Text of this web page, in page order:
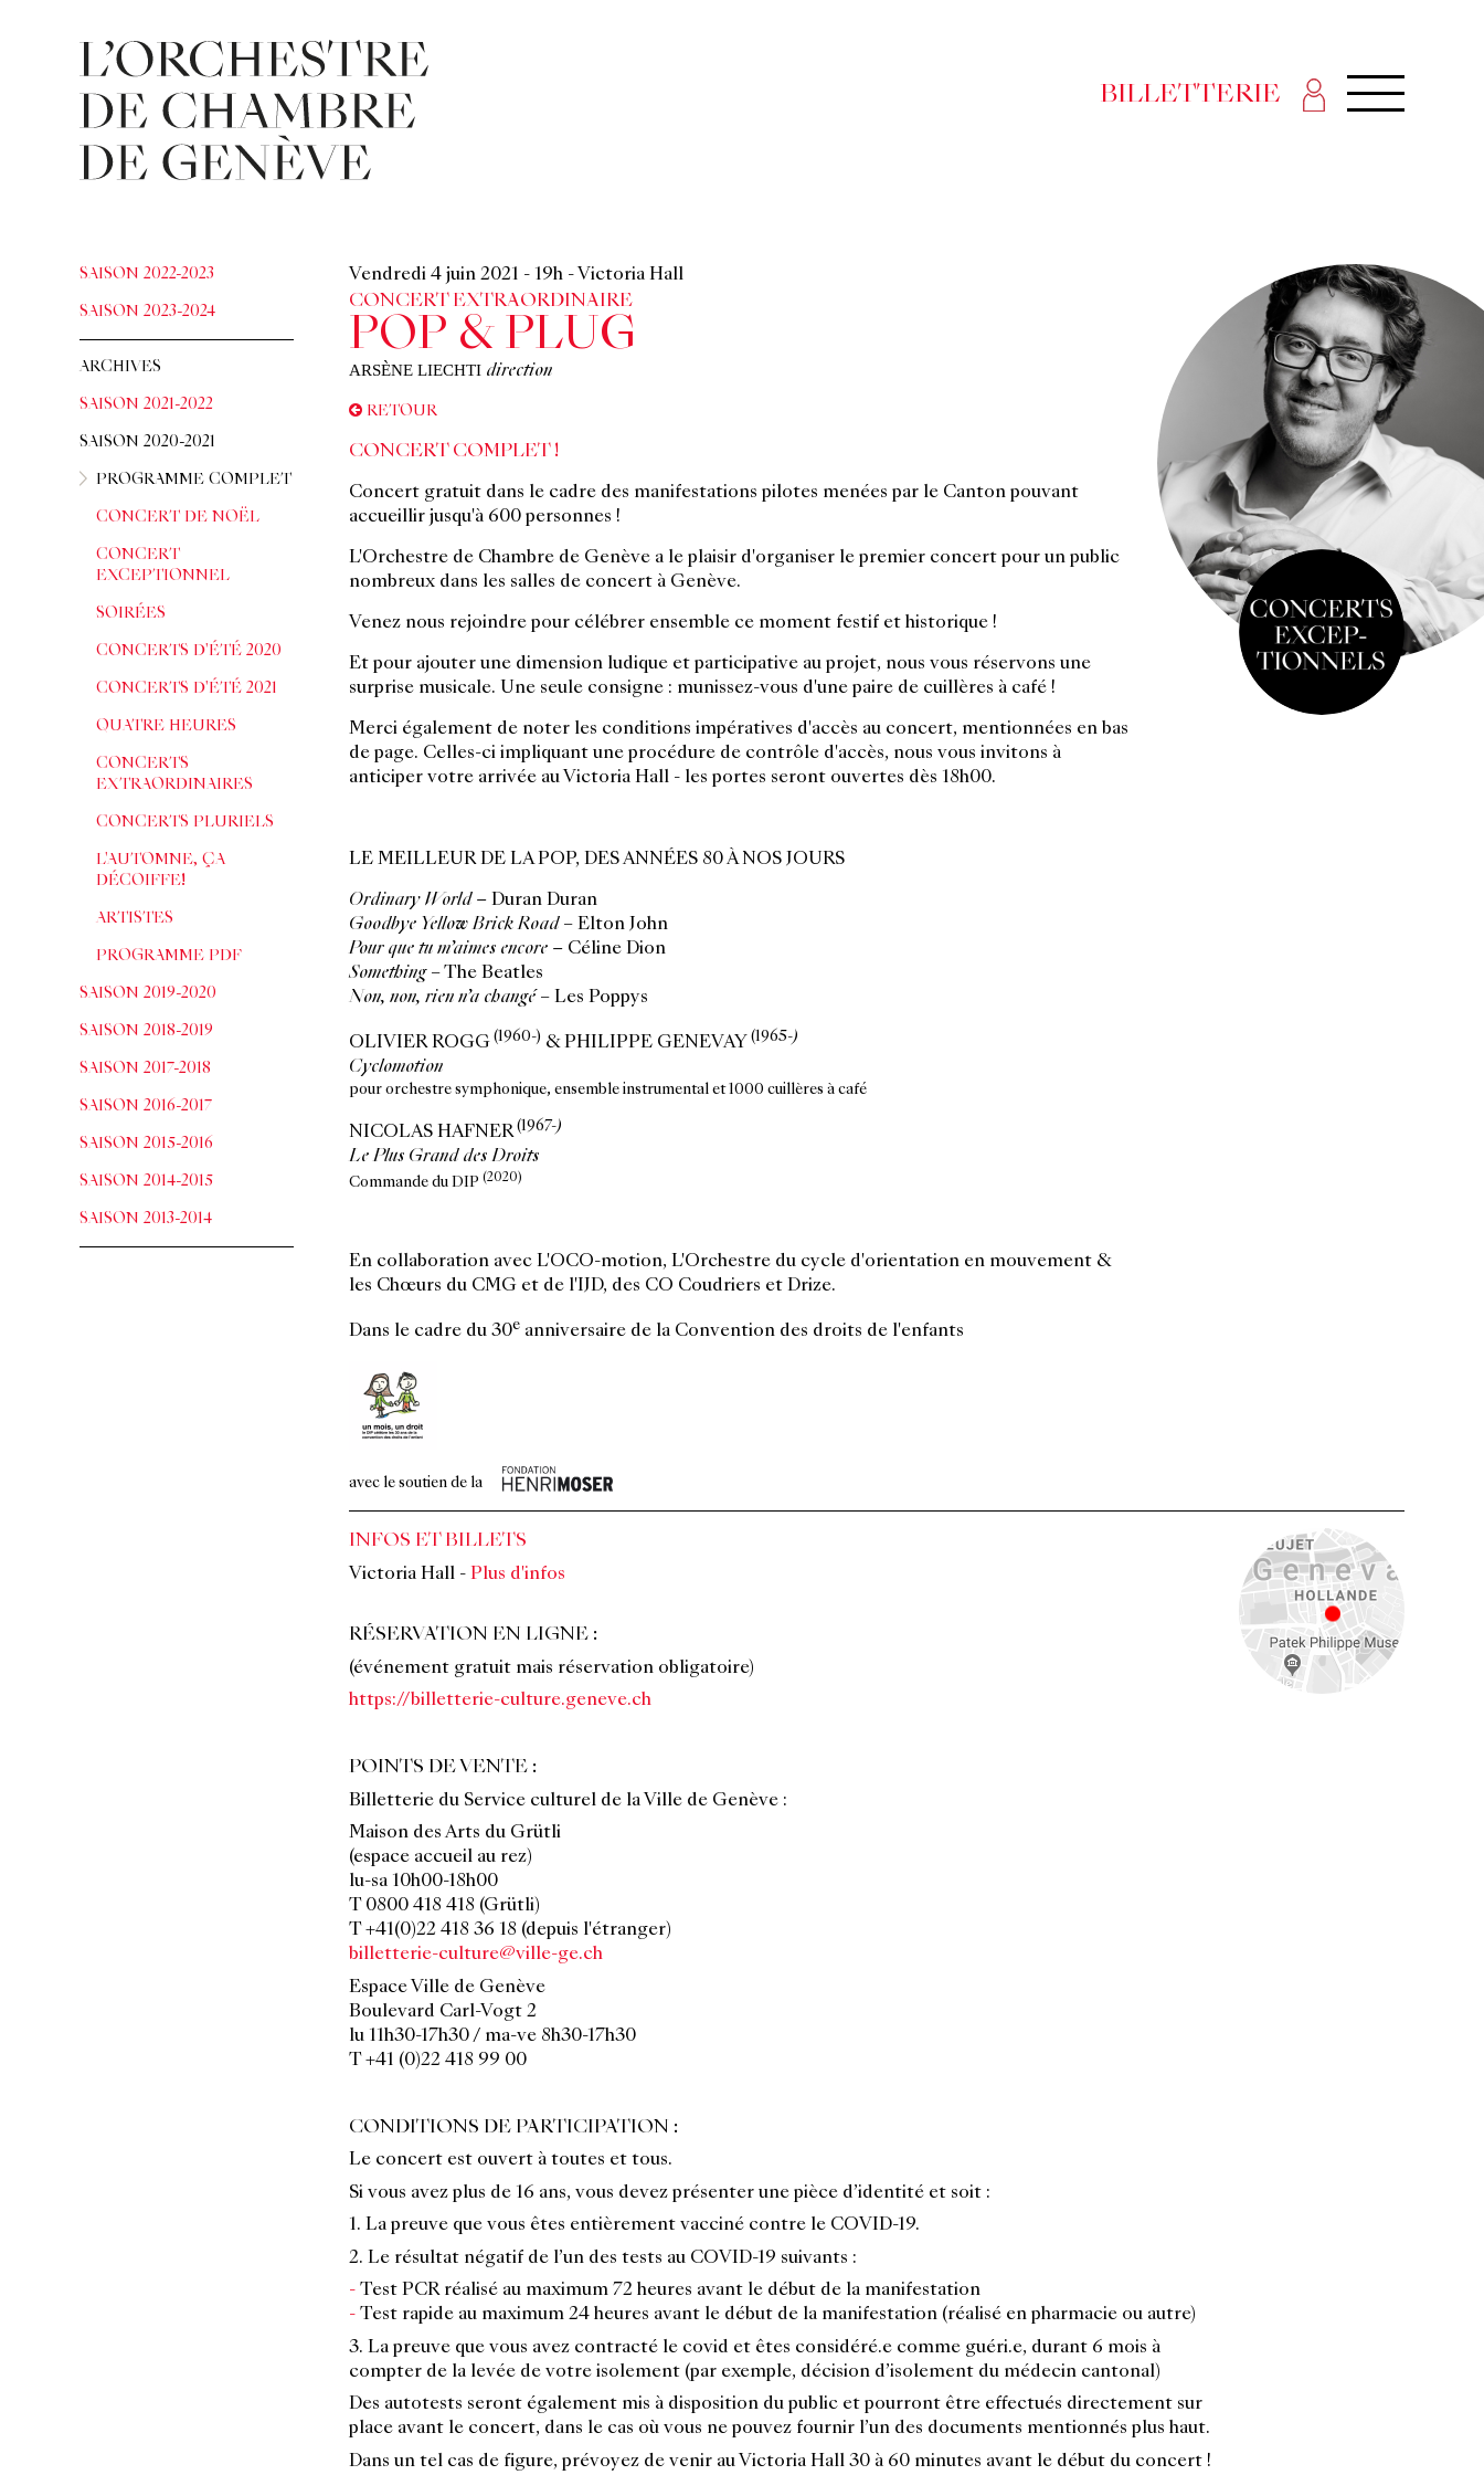
BILLETTERIE
SAISON 2022-2023
SAISON 2023-2024
ARCHIVES
SAISON 2021-2022
SAISON 2020-2021
PROGRAMME COMPLET
CONCERT DE NOËL
CONCERT
EXCEPTIONNEL
SOIRÉES
CONCERTS D'ÉTÉ 2020
CONCERTS D'ÉTÉ 2021
QUATRE HEURES
CONCERTS
EXTRAORDINAIRES
CONCERTS PLURIELS
L'AUTOMNE, ÇA
DÉCOIFFE!
ARTISTES
PROGRAMME PDF
SAISON 2019-2020
SAISON 2018-2019
SAISON 2017-2018
SAISON 2016-2017
SAISON 2015-2016
SAISON 2014-2015
SAISON 2013-2014
Vendredi 4 juin 2021 - 19h - Victoria Hall
CONCERT EXTRAORDINAIRE
POP & PLUG
ARSÈNE LIECHTI direction
RETOUR
CONCERT COMPLET !
Concert gratuit dans le cadre des manifestations pilotes menées par le Canton pouvant
accueillir jusqu'à 600 personnes !
L'Orchestre de Chambre de Genève a le plaisir d'organiser le premier concert pour un public
nombreux dans les salles de concert à Genève.
Venez nous rejoindre pour célébrer ensemble ce moment festif et historique !
Et pour ajouter une dimension ludique et participative au projet, nous vous réservons une
surprise musicale. Une seule consigne : munissez-vous d'une paire de cuillères à café !
Merci également de noter les conditions impératives d'accès au concert, mentionnées en bas
de page. Celles-ci impliquant une procédure de contrôle d'accès, nous vous invitons à
anticiper votre arrivée au Victoria Hall - les portes seront ouvertes dès 18h00.
LE MEILLEUR DE LA POP, DES ANNÉES 80 À NOS JOURS
Ordinary World – Duran Duran
Goodbye Yellow Brick Road – Elton John
Pour que tu m’aimes encore – Céline Dion
Something – The Beatles
Non, non, rien n’a changé – Les Poppys
OLIVIER ROGG (1960-) & PHILIPPE GENEVAY (1965-)
Cyclomotion
pour orchestre symphonique, ensemble instrumental et 1000 cuillères à café
NICOLAS HAFNER (1967-)
Le Plus Grand des Droits
Commande du DIP (2020)
En collaboration avec L'OCO-motion, L'Orchestre du cycle d'orientation en mouvement &
les Chœurs du CMG et de l'IJD, des CO Coudriers et Drize.
Dans le cadre du 30e anniversaire de la Convention des droits de l'enfants
avec le soutien de la
INFOS ET BILLETS
Victoria Hall - Plus d'infos
RÉSERVATION EN LIGNE :
(événement gratuit mais réservation obligatoire)
https://billetterie-culture.geneve.ch
POINTS DE VENTE :
Billetterie du Service culturel de la Ville de Genève :
Maison des Arts du Grütli
(espace accueil au rez)
lu-sa 10h00-18h00
T 0800 418 418 (Grütli)
T +41(0)22 418 36 18 (depuis l'étranger)
billetterie-culture@ville-ge.ch
Espace Ville de Genève
Boulevard Carl-Vogt 2
lu 11h30-17h30 / ma-ve 8h30-17h30
T +41 (0)22 418 99 00
CONDITIONS DE PARTICIPATION :
Le concert est ouvert à toutes et tous.
Si vous avez plus de 16 ans, vous devez présenter une pièce d’identité et soit :
1. La preuve que vous êtes entièrement vacciné contre le COVID-19.
2. Le résultat négatif de l’un des tests au COVID-19 suivants :
Test PCR réalisé au maximum 72 heures avant le début de la manifestation
Test rapide au maximum 24 heures avant le début de la manifestation (réalisé en pharmacie ou autre)
3. La preuve que vous avez contracté le covid et êtes considéré.e comme guéri.e, durant 6 mois à
compter de la levée de votre isolement (par exemple, décision d’isolement du médecin cantonal)
Des autotests seront également mis à disposition du public et pourront être effectués directement sur
place avant le concert, dans le cas où vous ne pouvez fournir l’un des documents mentionnés plus haut.
Dans un tel cas de figure, prévoyez de venir au Victoria Hall 30 à 60 minutes avant le début du concert !